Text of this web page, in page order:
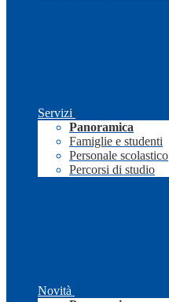
Servizi
Panoramica
Famiglie e studenti
Personale scolastico
Percorsi di studio
Novità